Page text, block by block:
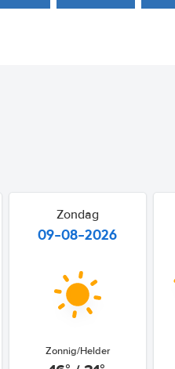
Zondag
09-08-2026
Zonnig/Helder